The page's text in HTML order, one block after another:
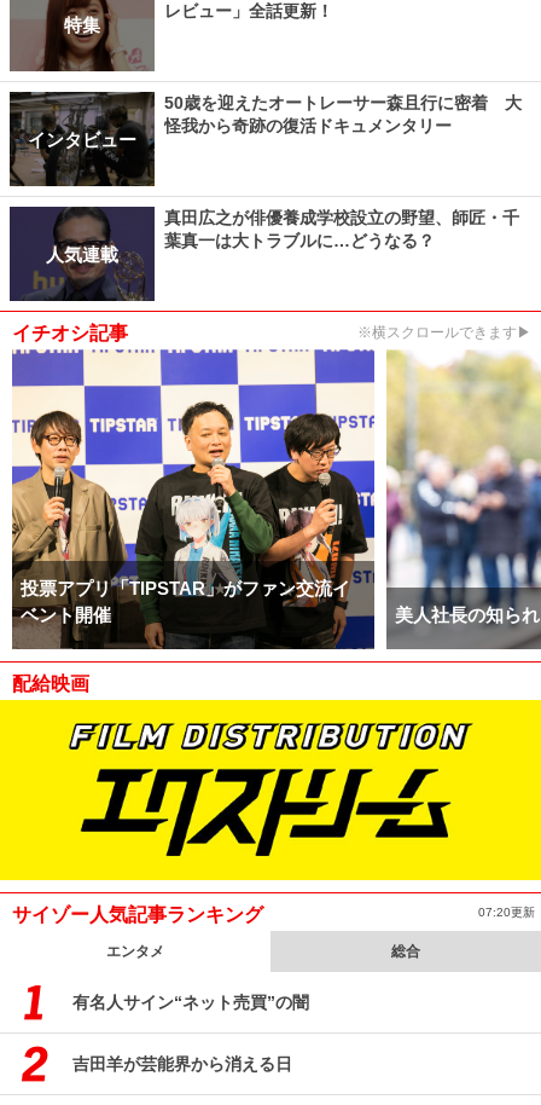
特集
レビュー」全話更新！
インタビュー
50歳を迎えたオートレーサー森且行に密着 大
怪我から奇跡の復活ドキュメンタリー
人気連載
真田広之が俳優養成学校設立の野望、師匠・千
葉真一は大トラブルに…どうなる？
イチオシ記事 ※横スクロールできます▶
投票アプリ「TIPSTAR」がファン交流イ
ベント開催
美人社長の知ら
配給映画
サイゾー人気記事ランキング 07:20更新
エンタメ 総合
有名人サイン“ネット売買”の闇
吉田羊が芸能界から消える日